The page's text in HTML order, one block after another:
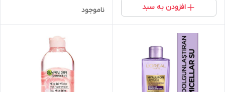
افزودن به سبد ناموجود